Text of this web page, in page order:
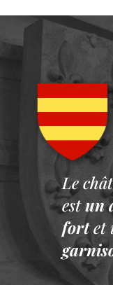
Le
est un
fort et